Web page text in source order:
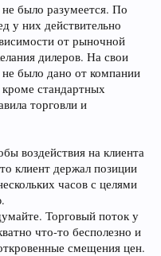
было разумеется. По
у них действительно
от рыночной
дилеров. На свои
было дано от компании
кроме стандартных
торговли и
воздействия на клиента
клиент держал позиции
часов с целями
Торговый поток у
что-то бесполезно и
смещения цен.